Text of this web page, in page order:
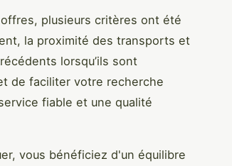
plusieurs critères ont été
la proximité des transports et
lorsqu’ils sont
de faciliter votre recherche
fiable et une qualité
vous bénéficiez d'un équilibre